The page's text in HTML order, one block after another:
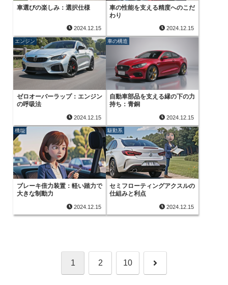
車選びの楽しみ：選択仕様
2024.12.15
車の性能を支える精度へのこだ
わり
2024.12.15
エンジン
ゼロオーバーラップ：エンジン
の呼吸法
2024.12.15
車の構造
自動車部品を支える縁の下の力
持ち：青銅
2024.12.15
機能
ブレーキ倍力装置：軽い踏力で
大きな制動力
2024.12.15
駆動系
セミフローティングアクスルの
仕組みと利点
2024.12.15
1 2 10 次